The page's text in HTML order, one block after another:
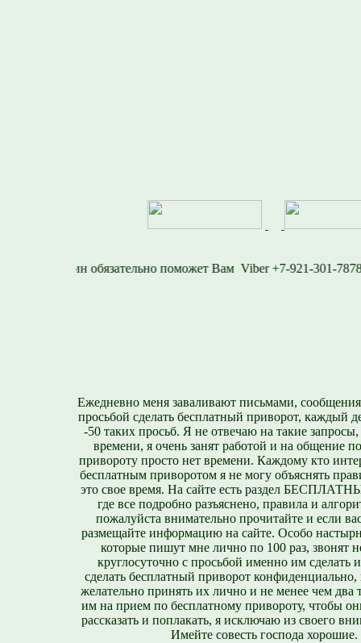
Viber +7-921-
Ежедневно меня заваливают письмами,
просьбой сделать бесплатный приворот, каждый
-50 таких просьб. Я не отвечаю на такие
времени, я очень занят работой и на общение
привороту просто нет времени. Каждому кто
бесплатным приворотом я не могу объяснять
это свое время. На сайте есть раздел
где все подробно разъяснено, правила и
пожалуйста внимательно прочитайте и если
размещайте информацию на сайте. Особо
которые пишут мне лично по 100 раз, звонят
круглосуточно с просьбой именно им сделать
сделать бесплатный приворот конфиденциально,
желательно принять их лично и не менее чем два
им на прием по бесплатному привороту, чтобы
рассказать и поплакать, я исключаю из своего
Имейте совесть господа хорошие.